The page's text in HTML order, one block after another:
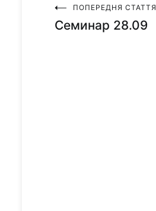
Навігація
ПОПЕРЕДНЯ СТАТТЯ
Семинар 28.09